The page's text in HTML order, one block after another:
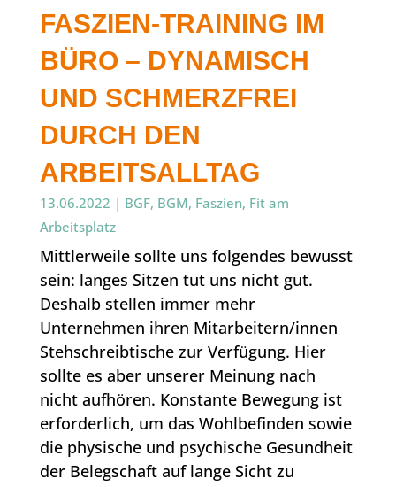
FASZIEN-TRAINING IM
BÜRO – DYNAMISCH
UND SCHMERZFREI
DURCH DEN
ARBEITSALLTAG
13.06.2022 | BGF, BGM, Faszien, Fit am
Arbeitsplatz
Mittlerweile sollte uns folgendes bewusst
sein: langes Sitzen tut uns nicht gut.
Deshalb stellen immer mehr
Unternehmen ihren Mitarbeitern/innen
Stehschreibtische zur Verfügung. Hier
sollte es aber unserer Meinung nach
nicht aufhören. Konstante Bewegung ist
erforderlich, um das Wohlbefinden sowie
die physische und psychische Gesundheit
der Belegschaft auf lange Sicht zu